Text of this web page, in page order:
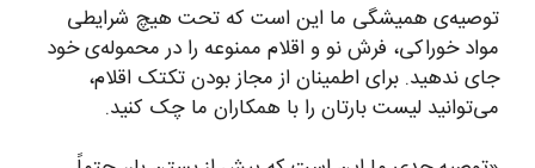
توصیه‌ی همیشگی ما این است که تحت هیچ شرایطی
مواد خوراکی، فرش نو و اقلام ممنوعه را در محموله‌ی خود
جای ندهید. برای اطمینان از مجاز بودن تکتک اقلام،
می‌توانید لیست بارتان را با همکاران ما چک کنید.